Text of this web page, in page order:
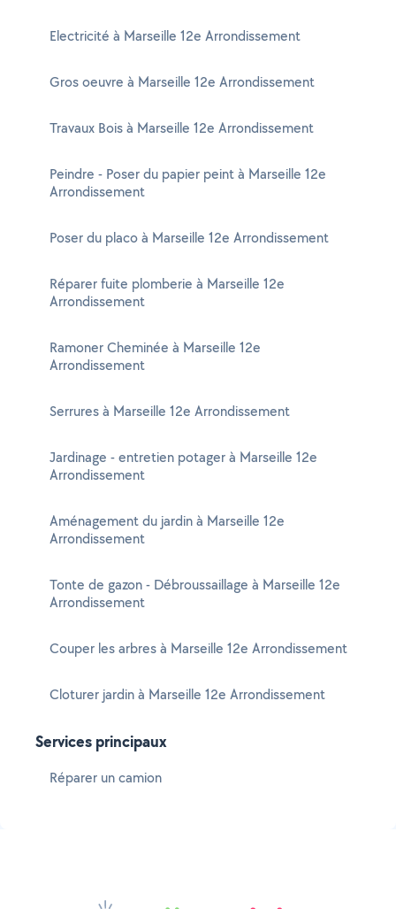
Electricité à Marseille 12e Arrondissement
Gros oeuvre à Marseille 12e Arrondissement
Travaux Bois à Marseille 12e Arrondissement
Peindre - Poser du papier peint à Marseille 12e
Arrondissement
Poser du placo à Marseille 12e Arrondissement
Réparer fuite plomberie à Marseille 12e
Arrondissement
Ramoner Cheminée à Marseille 12e
Arrondissement
Serrures à Marseille 12e Arrondissement
Jardinage - entretien potager à Marseille 12e
Arrondissement
Aménagement du jardin à Marseille 12e
Arrondissement
Tonte de gazon - Débroussaillage à Marseille 12e
Arrondissement
Couper les arbres à Marseille 12e Arrondissement
Cloturer jardin à Marseille 12e Arrondissement
Services principaux
Réparer un camion